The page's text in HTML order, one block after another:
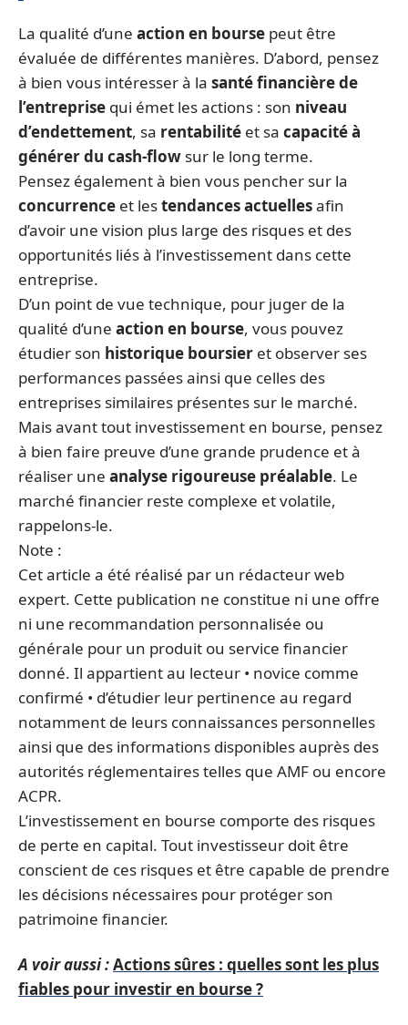
La qualité d’une action en bourse peut être
évaluée de différentes manières. D’abord, pensez
à bien vous intéresser à la santé financière de
l’entreprise qui émet les actions : son niveau
d’endettement, sa rentabilité et sa capacité à
générer du cash-flow sur le long terme.
Pensez également à bien vous pencher sur la
concurrence et lestendances actuellesafin
d’avoir une vision plus large des risques et des
opportunités liés à l’investissement dans cette
entreprise.
D’un point de vue technique, pour juger de la
qualité d’une action en bourse, vous pouvez
étudier son historique boursier et observer ses
performances passées ainsi que celles des
entreprises similaires présentes sur le marché.
Mais avant tout investissement en bourse, pensez
à bien faire preuve d’une grande prudence et à
réaliser une analyse rigoureuse préalable. Le
marché financier reste complexe et volatile,
rappelons-le.
Note :
Cet article a été réalisé par un rédacteur web
expert. Cette publication ne constitue ni une offre
ni une recommandation personnalisée ou
générale pour un produit ou service financier
donné. Il appartient au lecteur • novice comme
confirmé • d’étudier leur pertinence au regard
notamment de leurs connaissances personnelles
ainsi que des informations disponibles auprès des
autorités réglementaires telles que AMF ou encore
ACPR.
L’investissement en bourse comporte des risques
de perte en capital. Tout investisseur doit être
conscient de ces risques et être capable de prendre
les décisions nécessaires pour protéger son
patrimoine financier.
A voir aussi :Actions sûres : quelles sont les plus
fiables pour investir en bourse ?